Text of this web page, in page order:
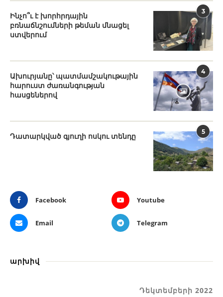
3
Ինչո՞ւ է խորհրդային
բռնաճնշումների թեման մնացել
ստվերում
4
Ախուրյանը՝ պատմամշակութային
հարուստ ժառանգության
հասցեներով
5
Դատարկված գյուղի ոսկու տենդը
Facebook Youtube
Email Telegram
արխիվ
Դեկտեմբերի 2022